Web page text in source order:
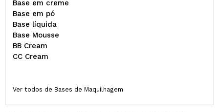
Base em creme
Base em pó
Base líquida
Base Mousse
BB Cream
CC Cream
Ver todos de Bases de Maquilhagem